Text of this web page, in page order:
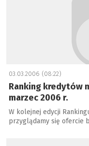
03.03.2006 (08:22)
Ranking kredytów
marzec 2006 r.
W kolejnej edycji
przyglądamy się ofercie